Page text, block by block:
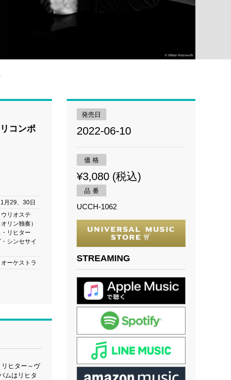
コンポ
月29、30日
リオステ
オリン独奏）
リヒター
・シンセサイ
ーケストラ
ヒター～ヴ
ムはリヒタ
発売日
2022-06-10
価 格
¥3,080 (税込)
品 番
UCCH-1062
STREAMING